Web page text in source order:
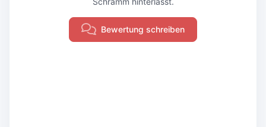
Bewertung schreiben